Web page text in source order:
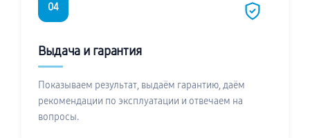
04
Выдача и гарантия
Показываем результат, выдаём гарантию, даём
рекомендации по эксплуатации и отвечаем на
вопросы.